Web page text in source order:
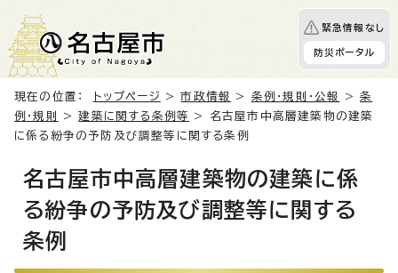
緊急情報なし
防災ポータル
現在の位置： トップページ >市政情報 > 条例・規則・公報 >条
例・規則
>建築に関する条例等
> 名古屋市中高層建築物の建築
に係る紛争の予防及び調整等に関する条例
名古屋市中高層建築物の建築に係
る紛争の予防及び調整等に関する
条例